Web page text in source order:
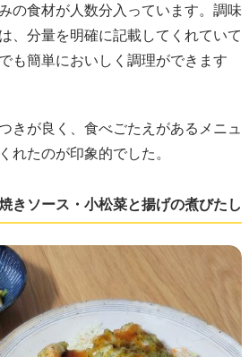
の食材が人数分入っています。調味
、分量を明確に記載してくれていて
も簡単においしく調理ができます
きが良く、食べごたえがあるメニュ
れたのが印象的でした。
きソース・小松菜と揚げの煮びたし